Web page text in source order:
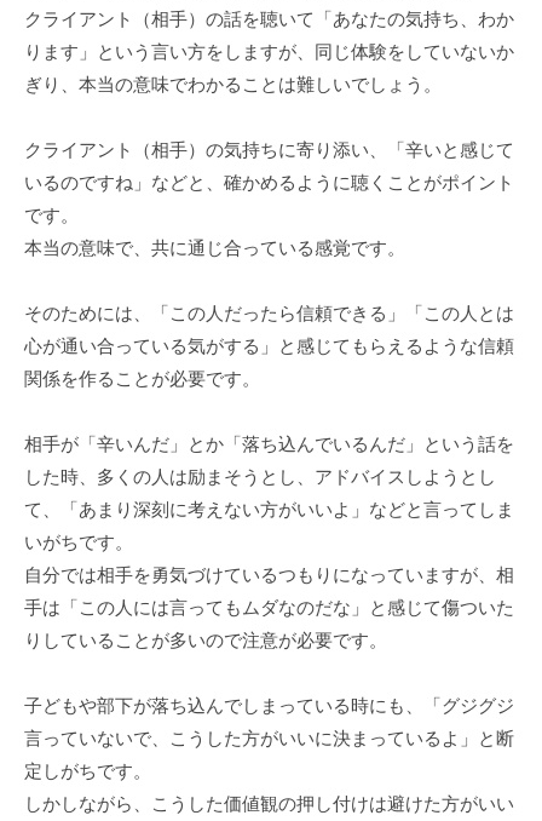
クライアント（相手）の話を聴いて「あなたの気持ち、わか
ります」という言い方をしますが、同じ体験をしていないか
ぎり、本当の意味でわかることは難しいでしょう。
クライアント（相手）の気持ちに寄り添い、「辛いと感じて
いるのですね」などと、確かめるように聴くことがポイント
です。
本当の意味で、共に通じ合っている感覚です。
そのためには、「この人だったら信頼できる」「この人とは
心が通い合っている気がする」と感じてもらえるような信頼
関係を作ることが必要です。
相手が「辛いんだ」とか「落ち込んでいるんだ」という話を
した時、多くの人は励まそうとし、アドバイスしようとし
て、「あまり深刻に考えない方がいいよ」などと言ってしま
いがちです。
自分では相手を勇気づけているつもりになっていますが、相
手は「この人には言ってもムダなのだな」と感じて傷ついた
りしていることが多いので注意が必要です。
子どもや部下が落ち込んでしまっている時にも、「グジグジ
言っていないで、こうした方がいいに決まっているよ」と断
定しがちです。
しかしながら、こうした価値観の押し付けは避けた方がいい